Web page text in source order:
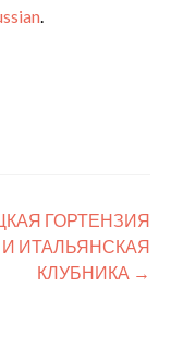
.
ГОРТЕНЗИЯ
И ИТАЛЬЯНСКАЯ
КЛУБНИКА →